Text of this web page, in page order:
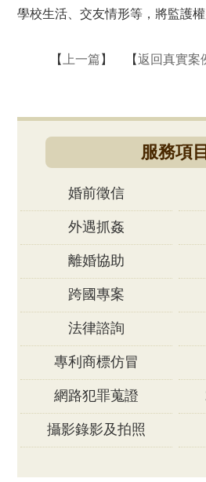
學校生活、交友情形等，將監護權
【 上一篇 】 【返回真實案
服務項目
婚前徵信
外遇抓姦
離婚協助
跨國專案
法律諮詢
專利商標仿冒
網路犯罪蒐證
攝影錄影及拍照